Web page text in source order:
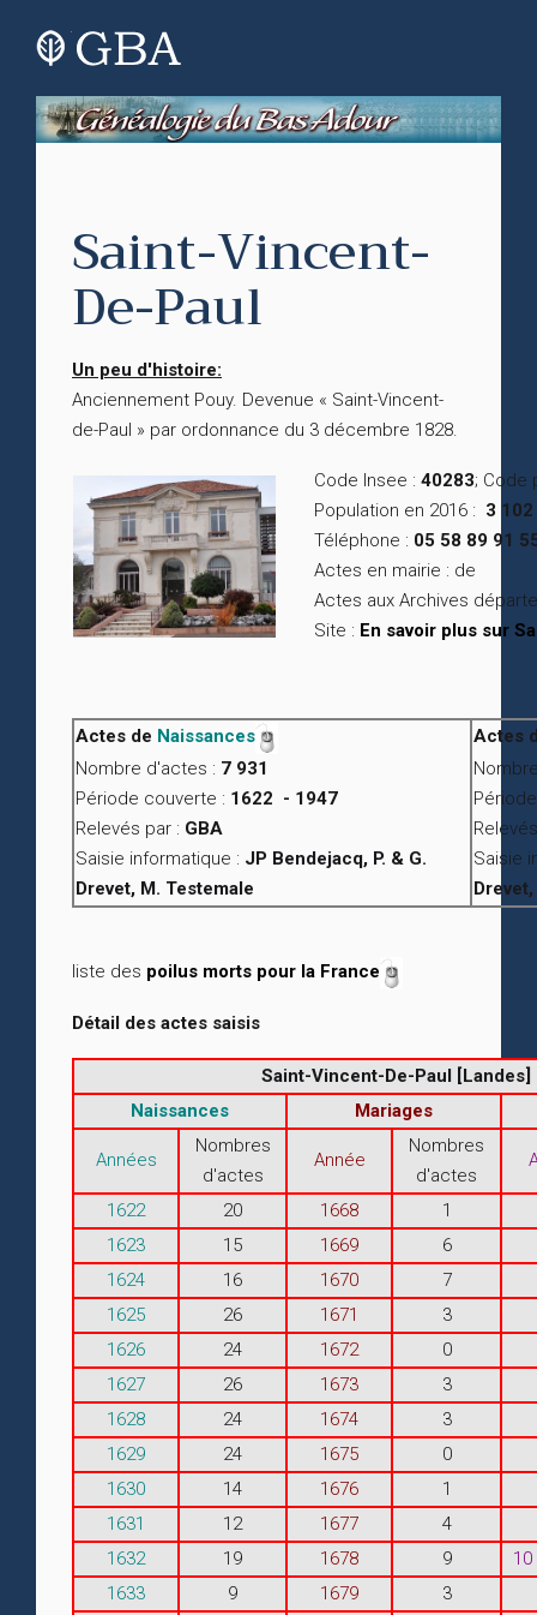
Saint-Vincent-
De-Paul
Un peu d'histoire:
Anciennement Pouy. Devenue « Saint-Vincent-
de-Paul » par ordonnance du 3 décembre 1828.
Code Insee : 40283; Code
Population en 2016 : 3 102
Téléphone : 05 58 89 91
Actes en mairie : de
Actes aux Archives
Site : En savoir plus sur
Actes de Naissances
Nombre d'actes : 7 931
Période couverte : 1622 - 1947
Relevés par : GBA
Saisie informatique : JP Bendejacq, P. & G.
Drevet, M. Testemale
Actes
Saisie
liste des poilus morts pour la France
Détail des actes saisis
Saint-Vincent-De-Paul [Landes]
Naissances
Mariages
Années
Nombres
d'actes
Année
Nombres
d'actes
1622 20 1668 1
1623
15 1669 6
1624
16 1670 7
1625
26 1671 3
1626
24 1672 0
1627
26 1673 3
1628
24 1674 3
1629
24 1675 0
1630
14 1676 1
1631
12 1677
4
1632
19 1678 9
1633
9 1679
3